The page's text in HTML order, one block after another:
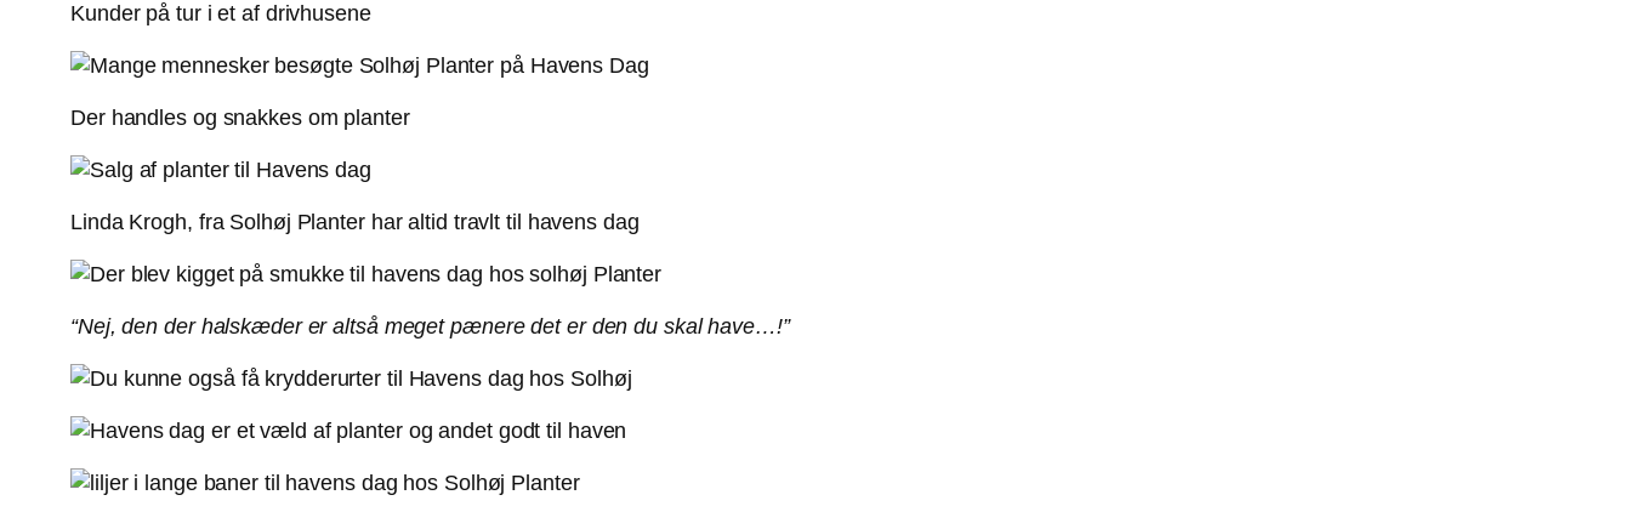
Kunder på tur i et af drivhusene
Der handles og snakkes om planter
Linda Krogh, fra Solhøj Planter har altid travlt til havens dag
“Nej, den der halskæder er altså meget pænere det er den du skal have…!”